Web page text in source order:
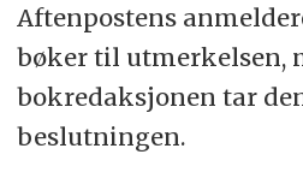
Aftenpostens
bøker til utmerkelsen,
bokredaksjonen tar
beslutningen.